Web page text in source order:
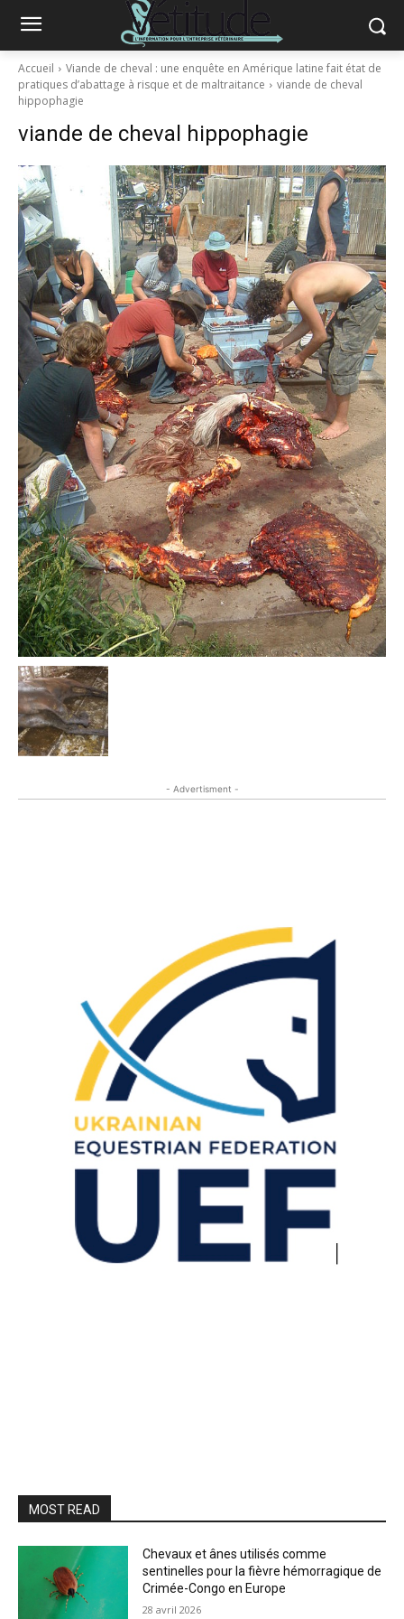
Accueil
Viande de cheval : une enquête en Amérique latine fait état de
pratiques d’abattage à risque et de maltraitance
viande de cheval
hippophagie
viande de cheval hippophagie
- Advertisment -
MOST READ
Chevaux et ânes utilisés comme
sentinelles pour la fièvre hémorragique de
Crimée-Congo en Europe
28 avril 2026